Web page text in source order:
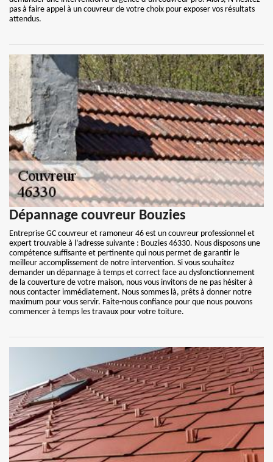
pas à faire appel à un couvreur de votre choix pour exposer vos résultats
attendus.
Dépannage couvreur Bouzies
Entreprise GC couvreur et ramoneur 46 est un couvreur professionnel et
expert trouvable à l’adresse suivante : Bouzies 46330. Nous disposons une
compétence suffisante et pertinente qui nous permet de garantir le
meilleur accomplissement de notre intervention. Si vous souhaitez
demander un dépannage à temps et correct face au dysfonctionnement
de la couverture de votre maison, nous vous invitons de ne pas hésiter à
nous contacter immédiatement. Nous sommes là, prêts à donner notre
maximum pour vous servir. Faite-nous confiance pour que nous pouvons
commencer à temps les travaux pour votre toiture.